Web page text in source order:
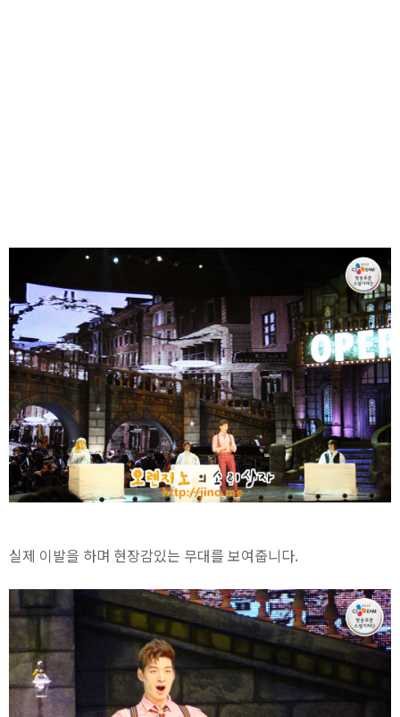
실제 이발을 하며 현장감있는 무대를 보여줍니다.